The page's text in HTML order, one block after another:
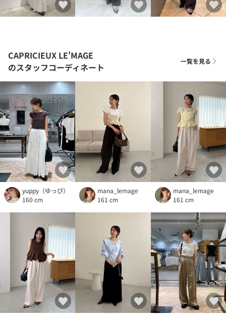
CAPRICIEUX LE'MAGE
のスタッフコーディネート
一覧を見る
yuppy（ゆっぴ）
160 cm
mana_lemage
161 cm
mana_lemage
161 cm